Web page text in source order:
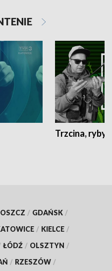
Trzcina, ryby
/ GDAŃSK /
/ KIELCE /
ŁÓDŹ / OLSZTYN /
/ RZESZÓW /